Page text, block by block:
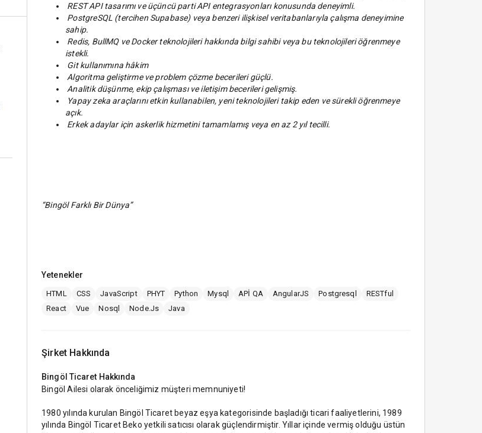
REST API tasarımı ve üçüncü parti API entegrasyonları konusunda deneyimli.
PostgreSQL (tercihen Supabase) veya benzeri ilişkisel veritabanlarıyla çalışma deneyimine
sahip.
Redis, BullMQ ve Docker teknolojileri hakkında bilgi sahibi veya bu teknolojileri öğrenmeye
istekli.
Git kullanımına hâkim
Algoritma geliştirme ve problem çözme becerileri güçlü.
Analitik düşünme, ekip çalışması ve iletişim becerileri gelişmiş.
Yapay zeka araçlarını etkin kullanabilen, yeni teknolojileri takip eden ve sürekli öğrenmeye
açık.
Erkek adaylar için askerlik hizmetini tamamlamış veya en az 2 yıl tecilli.
“Bingöl Farklı Bir Dünya”
Yetenekler
HTML CSS JavaScript PHYT Python Mysql APİ QA AngularJS Postgresql
RESTful
React
Vue Nosql Node.Js Java
Şirket Hakkında
Bingöl Ticaret Hakkında
Bingöl Ailesi olarak önceliğimiz müşteri memnuniyeti!
1980 yılında kurulan Bingöl Ticaret beyaz eşya kategorisinde başladığı ticari faaliyetlerini, 1989
yılında Bingöl Ticaret Beko yetkili satıcısı olarak güçlendirmiştir. Yıllar içinde vermiş olduğu üstün